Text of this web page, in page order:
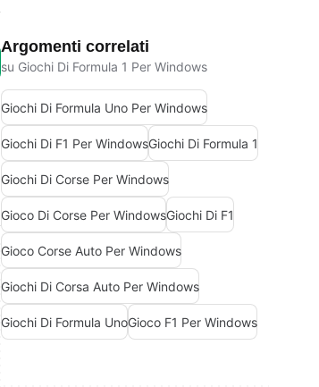
Argomenti correlati
su Giochi Di Formula 1 Per Windows
Giochi Di Formula Uno Per Windows
Giochi Di F1 Per WindowsGiochi Di Formula 1
Giochi Di Corse Per Windows
Gioco Di Corse Per WindowsGiochi Di F1
Gioco Corse Auto Per Windows
Giochi Di Corsa Auto Per Windows
Giochi Di Formula UnoGioco F1 Per Windows